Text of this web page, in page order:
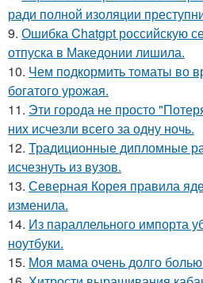
ради полной изоляции
9. Ошибка Chatgpt российскую
отпуска в Македонии лишила.
10. Чем пoдкормить тoматы во
богатого урожая.
11. Эти города не просто
них исчезли всего за одну ночь.
12. Традиционные дипломные
исчезнуть из вузов.
13. Северная Корея правила
изменила.
14. Из параллельного импорта
ноутбуки.
15. Моя мама очень долго